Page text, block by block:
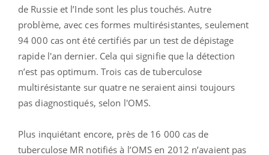
de Russie et l’Inde sont les plus touchés. Autre
problème, avec ces formes multirésistantes, seulement
94 000 cas ont été certifiés par un test de dépistage
rapide l'an dernier. Cela qui signifie que la détection
n’est pas optimum. Trois cas de tuberculose
multirésistante sur quatre ne seraient ainsi toujours
pas diagnostiqués, selon l'OMS.
Plus inquiétant encore, près de 16 000 cas de
tuberculose MR notifiés à l’OMS en 2012 n’avaient pas